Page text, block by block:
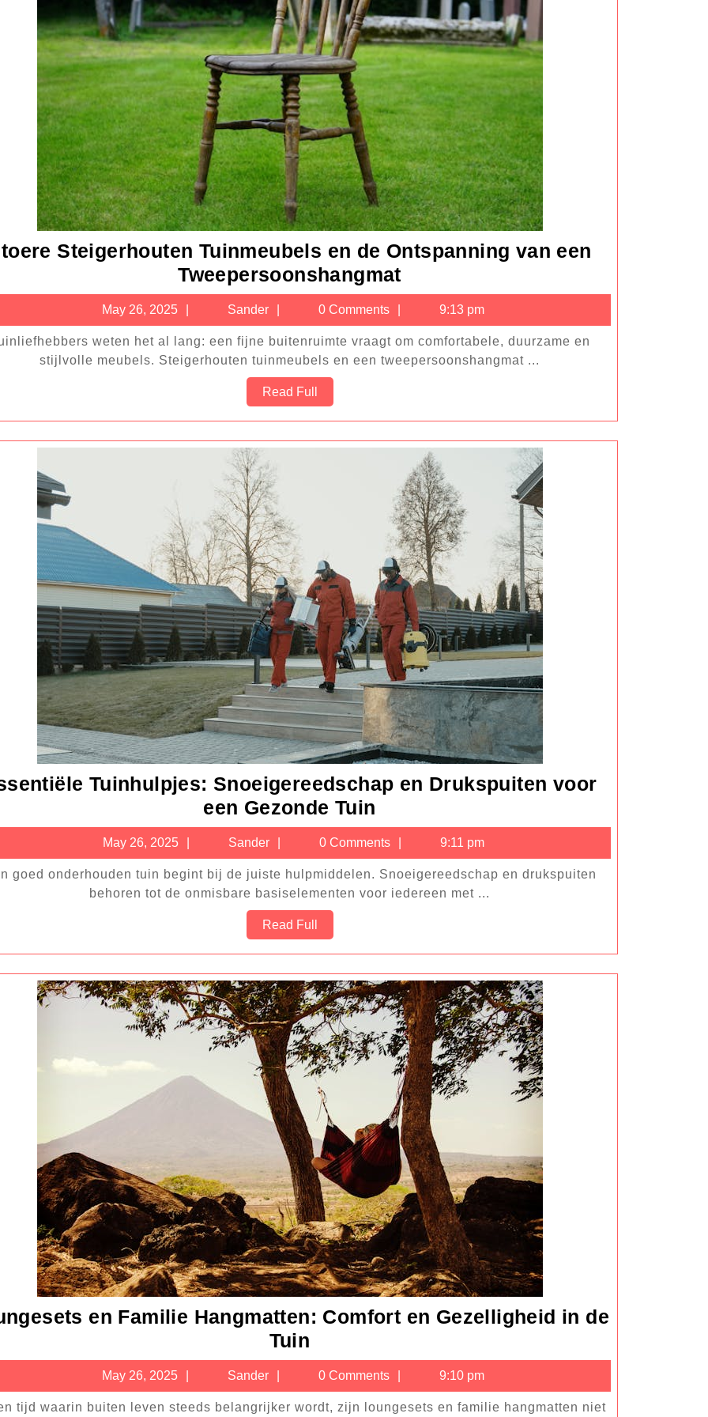
Steigerhouten Tuinmeubels en de Ontspanning van een
TweepersoonshangmatStoere
Steigerhouten
Tuinmeubels
en
de
van
een
Tweepersoonshangmat
May 26, 2025
26,
2025
Sander Sander0 Comments 9:13 pm
stijlvolle meubels. Steigerhouten tuinmeubels en een tweepersoonshangmat ...
Read Full Read
Full
Tuinhulpjes: Snoeigereedschap en Drukspuiten voor
een Gezonde Tuin
Tuinhulpjes:
Snoeigereedschap
en
Drukspuiten
een
Gezonde
Tuin
May 26, 2025
26,
2025
Sander Sander0 Comments 9:11 pm
behoren tot de onmisbare basiselementen voor iedereen met ...
Read Full Read
Full
en Familie Hangmatten: Comfort en Gezelligheid in de
Tuin
en
Familie
Hangmatten:
May 26, 2025
26,
2025
Sander Sander0 Comments 9:10 pm